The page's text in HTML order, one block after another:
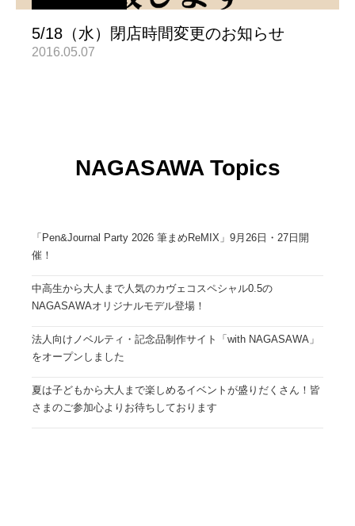
5/18（水）閉店時間変更のお知らせ
2016.05.07
NAGASAWA Topics
「Pen&Journal Party 2026 筆まめReMIX」9月26日・27日開
催！
中高生から大人まで人気のカヴェコスペシャル0.5の
NAGASAWAオリジナルモデル登場！
法人向けノベルティ・記念品制作サイト「with NAGASAWA」
をオープンしました
夏は子どもから大人まで楽しめるイベントが盛りだくさん！皆
さまのご参加心よりお待ちしております